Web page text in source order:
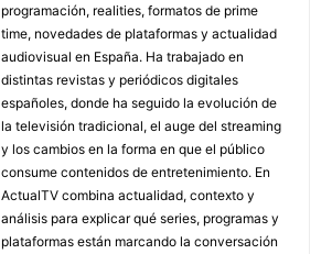
programación, realities, formatos de prime
time, novedades de plataformas y actualidad
audiovisual en España. Ha trabajado en
distintas revistas y periódicos digitales
españoles, donde ha seguido la evolución de
la televisión tradicional, el auge del streaming
y los cambios en la forma en que el público
consume contenidos de entretenimiento. En
ActualTV combina actualidad, contexto y
análisis para explicar qué series, programas y
plataformas están marcando la conversación